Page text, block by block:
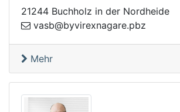
21244 Buchholz in der Nordheide
zbp.eraganxe
rivyb@bsav
Mehr